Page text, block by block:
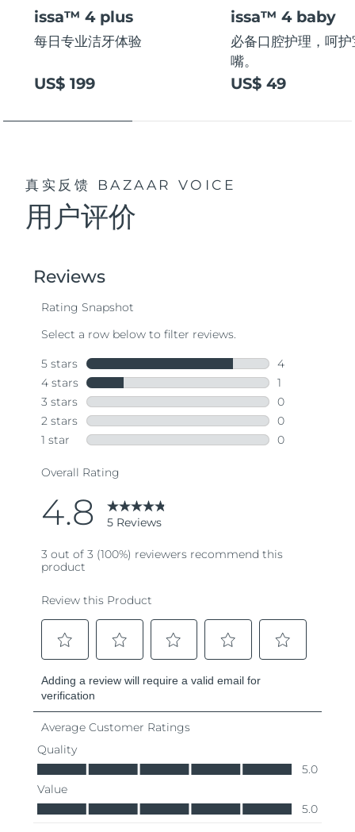
issa™ 4 plus
每日专业洁牙体验
US$ 199
issa™ 4 baby
必备口腔护理，呵
嘴。
US$ 49
真实反馈 BAZAAR VOICE
用户评价